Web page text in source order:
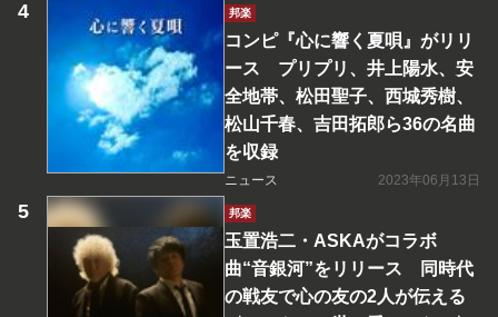
邦楽
コンピ『心に響く夏唄』がリリ
ース プリプリ、井上陽水、安
全地帯、松田聖子、西城秀樹、
松山千春、吉田拓郎ら36の名曲
を収録
ニュース 2023年06月13日
邦楽
玉置浩二・ASKAがコラボ
曲“音銀河”をリリース 同時代
の戦友で心の友の2人が伝える